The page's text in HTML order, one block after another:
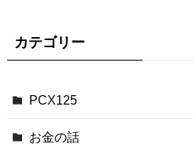
カテゴリー
PCX125
お金の話